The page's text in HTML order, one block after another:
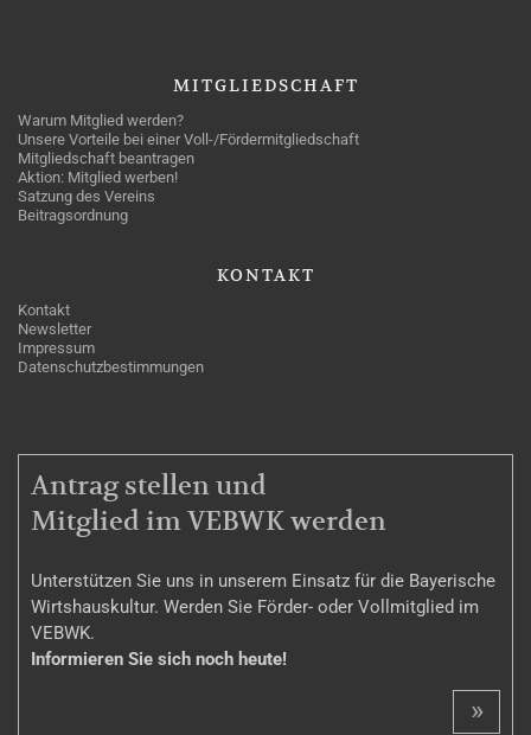
MITGLIEDSCHAFT
Warum Mitglied werden?
Unsere Vorteile bei einer Voll-/Fördermitgliedschaft
Mitgliedschaft beantragen
Aktion: Mitglied werben!
Satzung des Vereins
Beitragsordnung
KONTAKT
Kontakt
Newsletter
Impressum
Datenschutzbestimmungen
MITGLIEDSCHAFT
Antrag stellen und
Mitglied im VEBWK werden
Unterstützen Sie uns in unserem Einsatz für die Bayerische
Wirtshauskultur. Werden Sie Förder- oder Vollmitglied im
VEBWK.
Informieren Sie sich noch heute!
»